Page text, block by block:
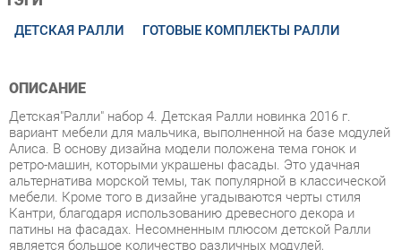
ОПИСАНИЕ
вариант мебели для мальчика, выполненной на базе модулей
ретро-машин, которыми украшены фасады. Это удачная
альтернатива морской темы, так популярной в классической
мебели. Кроме того в дизайне угадываются черты стиля
Кантри, благодаря использованию древесного декора и
патины на фасадах. Несомненным плюсом детской Ралли
является большое количество различных модулей,
позволяющих собрать комплект для комнаты любого
размера. Мебель весьма практична в использовании,
благодаря износоустойчивым материалам на